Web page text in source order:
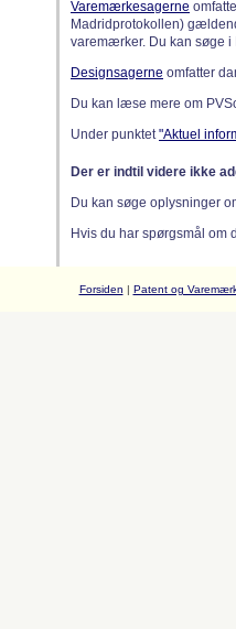
Varemærkesagerne
Madridprotokollen)
varemærker. Du kan søge
Designsagerne omfatter
Du kan læse mere om
Under punktet"Aktuel
Der er indtil videre ikke
Du kan søge oplysninger
Hvis du har spørgsmål om
Forsiden | Patent og